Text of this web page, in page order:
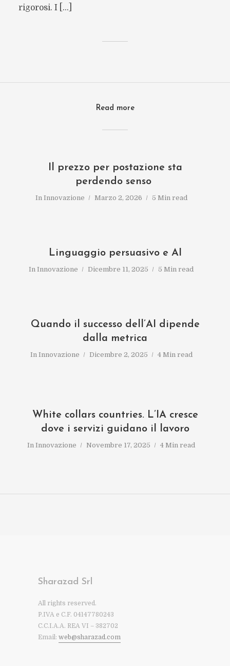
rigorosi. I […]
Read more
Il prezzo per postazione sta
perdendo senso
In Innovazione Marzo 2, 2026 5 Min read
Linguaggio persuasivo e AI
In Innovazione Dicembre 11, 2025 5 Min read
Quando il successo dell’AI dipende
dalla metrica
In Innovazione Dicembre 2, 2025 4 Min read
White collars countries. L’IA cresce
dove i servizi guidano il lavoro
In Innovazione Novembre 17, 2025 4 Min read
Sharazad Srl
All rights reserved.
P.IVA e C.F. 04147780243
C.C.I.A.A. REA VI – 382702
Email: web@sharazad.com